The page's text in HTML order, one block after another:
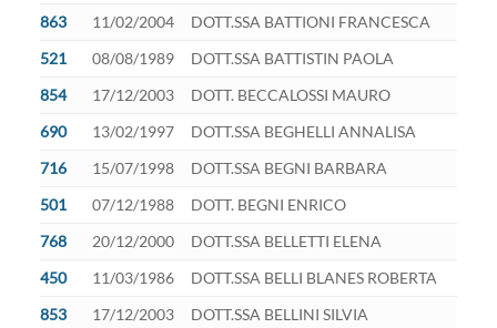
863
11/02/2004
DOTT.SSA BATTIONI FRANCESCA
521
08/08/1989
DOTT.SSA BATTISTIN PAOLA
854
17/12/2003
DOTT. BECCALOSSI MAURO
690
13/02/1997
DOTT.SSA BEGHELLI ANNALISA
716
15/07/1998
DOTT.SSA BEGNI BARBARA
501
07/12/1988
DOTT. BEGNI ENRICO
768
20/12/2000
DOTT.SSA BELLETTI ELENA
450
11/03/1986
DOTT.SSA BELLI BLANES ROBERTA
853
17/12/2003
DOTT.SSA BELLINI SILVIA